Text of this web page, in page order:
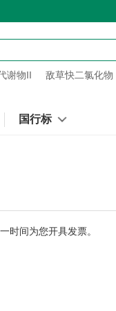
谢物II 敌草快二氯化物
国行标
时间为您开具发票。